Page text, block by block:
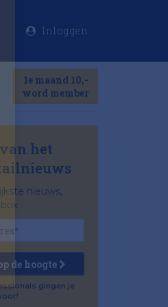
Inloggen
1e maand 10,-
word member
het
nieuws,
de hoogte
gingen je